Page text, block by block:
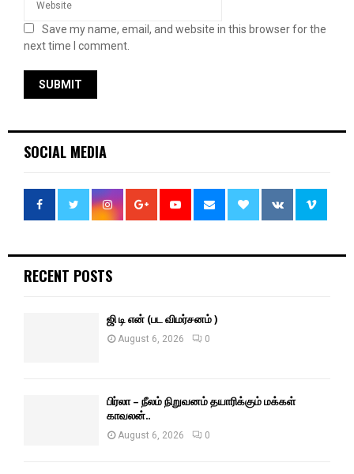
Save my name, email, and website in this browser for the
next time I comment.
SOCIAL MEDIA
RECENT POSTS
ஜி டி என் (பட விமர்சனம் )
August 6, 2026 0
பிர்லா – நீலம் நிறுவனம் தயாரிக்கும் மக்கள்
காவலன்..
August 6, 2026 0